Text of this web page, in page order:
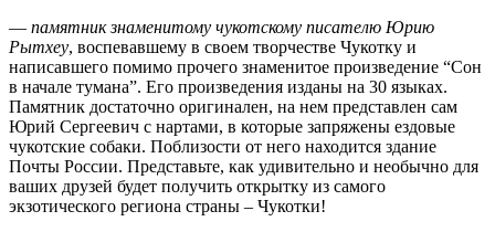
— памятник знаменитому чукотскому писателю Юрию
Рытхеу, воспевавшему в своем творчестве Чукотку и
написавшего помимо прочего знаменитое произведение “Сон
в начале тумана”. Его произведения изданы на 30 языках.
Памятник достаточно оригинален, на нем представлен сам
Юрий Сергеевич с нартами, в которые запряжены ездовые
чукотские собаки. Поблизости от него находится здание
Почты России. Представьте, как удивительно и необычно для
ваших друзей будет получить открытку из самого
экзотического региона страны – Чукотки!